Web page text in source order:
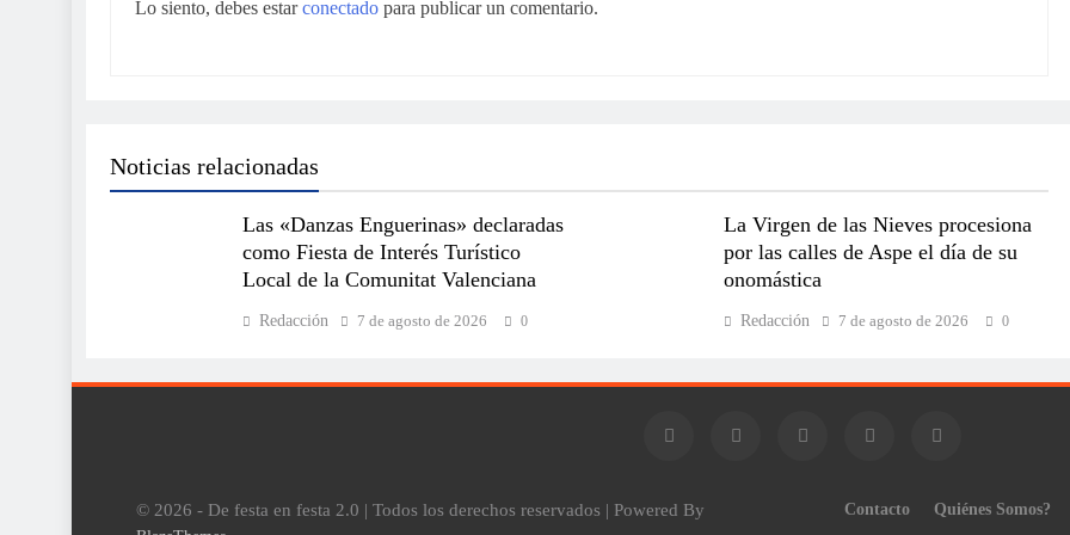
Lo siento, debes estarconectado para publicar un comentario.
Noticias relacionadas
Las «Danzas Enguerinas» declaradas
como Fiesta de Interés Turístico
Local de la Comunitat Valenciana
Redacción 7 de agosto de 2026 0
La Virgen de las Nieves procesiona
por las calles de Aspe el día de su
onomástica
Redacción 7 de agosto de 2026 0
© 2026 - De festa en festa 2.0 | Todos los derechos reservados | Powered By Contacto Quiénes Somos?